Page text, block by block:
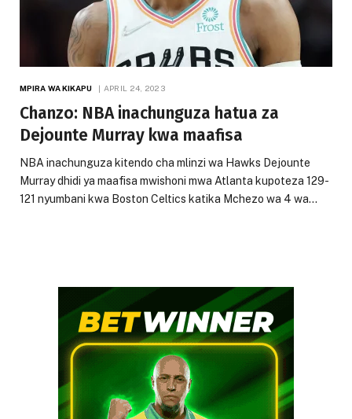
MPIRA WA KIKAPU APRIL 24, 2023
Chanzo: NBA inachunguza hatua za
Dejounte Murray kwa maafisa
NBA inachunguza kitendo cha mlinzi wa Hawks Dejounte
Murray dhidi ya maafisa mwishoni mwa Atlanta kupoteza 129-
121 nyumbani kwa Boston Celtics katika Mchezo wa 4 wa…